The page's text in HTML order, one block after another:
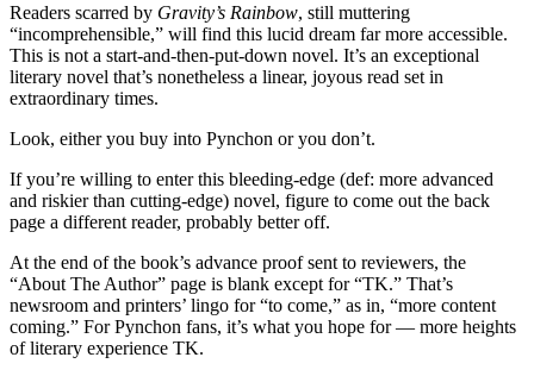
Readers scarred by Gravity’s Rainbow, still muttering
“incomprehensible,” will find this lucid dream far more accessible.
This is not a start-and-then-put-down novel. It’s an exceptional
literary novel that’s nonetheless a linear, joyous read set in
extraordinary times.
Look, either you buy into Pynchon or you don’t.
If you’re willing to enter this bleeding-edge (def: more advanced
and riskier than cutting-edge) novel, figure to come out the back
page a different reader, probably better off.
At the end of the book’s advance proof sent to reviewers, the
“About The Author” page is blank except for “TK.” That’s
newsroom and printers’ lingo for “to come,” as in, “more content
coming.” For Pynchon fans, it’s what you hope for — more heights
of literary experience TK.